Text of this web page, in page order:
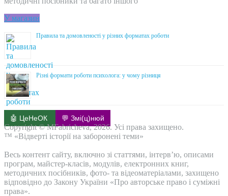
У магазин
Правила та домовленості у різних форматах роботи
Різні формати роботи психолога: у чому різниця
🤖 ЦеНеОК 💬 Змі(ц)нюй
Copyright © MFabricheva, 2026. Усі права захищено.
™ «Відверті історії на заборонені теми»
Весь контент сайту, включно зі статтями, інтерв’ю, описами
програм, майстер-класів, модулів, електронних книг,
методичних посібників, фото- та відеоматеріалами, захищено
відповідно до Закону України «Про авторське право і суміжні
права».